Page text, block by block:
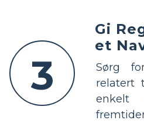
3
Gi
et
Sørg
relatert